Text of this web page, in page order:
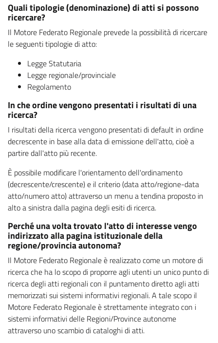
Quali tipologie (denominazione) di atti si possono
ricercare?
Il Motore Federato Regionale prevede la possibilità di ricercare
le seguenti tipologie di atto:
Legge Statutaria
Legge regionale/provinciale
Regolamento
In che ordine vengono presentati i risultati di una
ricerca?
I risultati della ricerca vengono presentati di default in ordine
decrescente in base alla data di emissione dell'atto, cioè a
partire dall'atto più recente.
È possibile modificare l'orientamento dell'ordinamento
(decrescente/crescente) e il criterio (data atto/regione-data
atto/numero atto) attraverso un menu a tendina proposto in
alto a sinistra dalla pagina degli esiti di ricerca.
Perché una volta trovato l'atto di interesse vengo
indirizzato alla pagina istituzionale della
regione/provincia autonoma?
Il Motore Federato Regionale è realizzato come un motore di
ricerca che ha lo scopo di proporre agli utenti un unico punto di
ricerca degli atti regionali con il puntamento diretto agli atti
memorizzati sui sistemi informativi regionali. A tale scopo il
Motore Federato Regionale è strettamente integrato con i
sistemi informativi delle Regioni/Province autonome
attraverso uno scambio di cataloghi di atti.